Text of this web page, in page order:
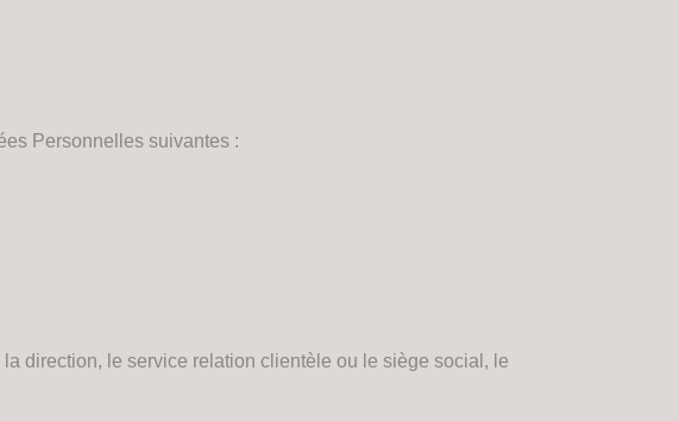
Personnelles suivantes :
direction, le service relation clientèle ou le siège social, le